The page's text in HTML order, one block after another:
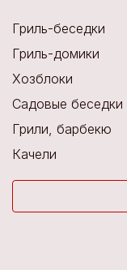
Гриль-беседки
Гриль-домики
Хозблоки
Садовые беседки
Грили, барбекю
Качели